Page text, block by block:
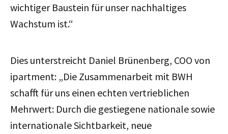
wichtiger Baustein für unser nachhaltiges
Wachstum ist.“
Dies unterstreicht Daniel Brünenberg, COO von
ipartment: „Die Zusammenarbeit mit BWH
schafft für uns einen echten vertrieblichen
Mehrwert: Durch die gestiegene nationale sowie
internationale Sichtbarkeit, neue